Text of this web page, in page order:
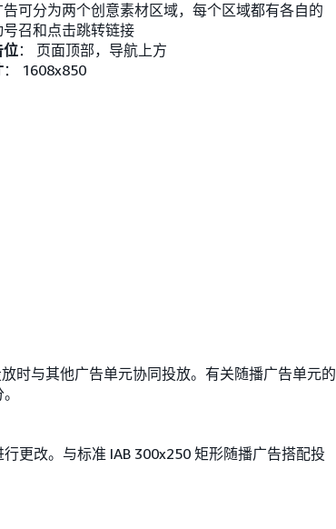
告可分为两个创意素材区域，每个区域都有各自的
号召和点击跳转链接
位： 页面顶部，导航上方
： 1608x850
时与其他广告单元协同投放。有关随播广告单元的
更改。与标准 IAB 300x250 矩形随播广告搭配投